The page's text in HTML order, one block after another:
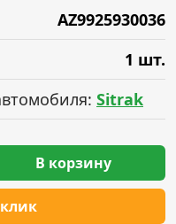
AZ9925930036
1 шт.
Sitrak
В корзину